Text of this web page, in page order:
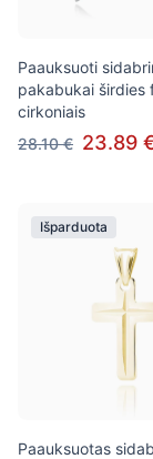
Paauksuoti
pakabukai širdies
cirkoniais
28.10 € 23.89
Išparduota
Paauksuotas